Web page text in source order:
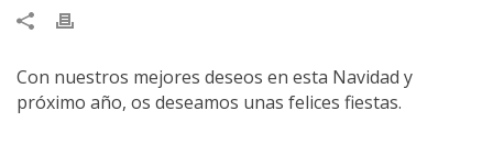
Con nuestros mejores deseos en esta Navidad y
próximo año, os deseamos unas felices fiestas.